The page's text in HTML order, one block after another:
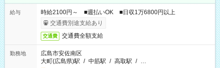
給与
時給2100円～ ■週払いOK ■日収1万6800円以上
交通費別途支給あり
交通費 交通費全額支給
勤務地
広島市安佐南区
大町(広島県)駅 / 中筋駅 / 高取駅 / …